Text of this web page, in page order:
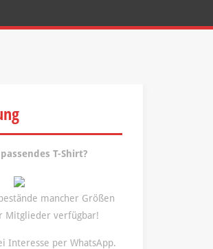
T-Shirt?
mancher Größen
Mitglieder verfügbar!
Interesse per WhatsApp.